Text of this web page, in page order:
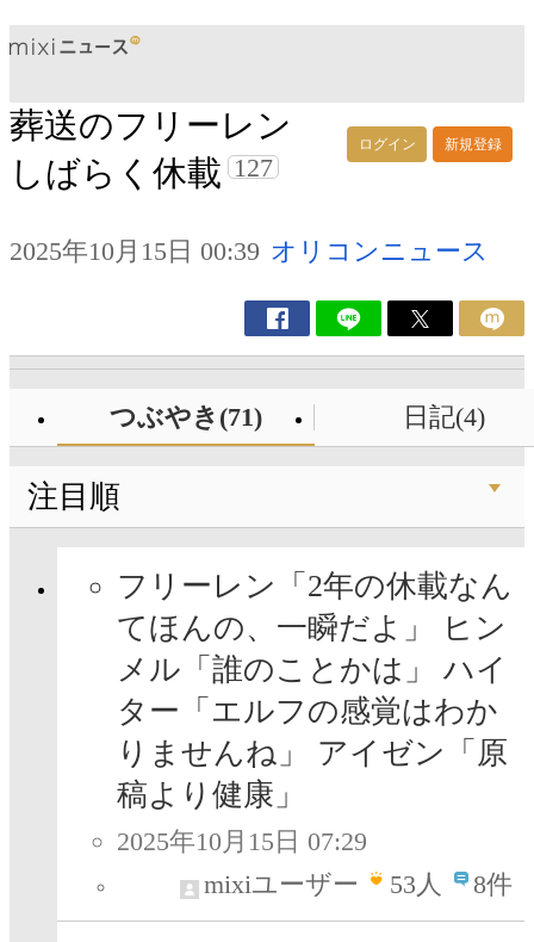
ログイン 新規登録
葬送のフリーレン
しばらく休載 127
2025年10月15日 00:39 オリコンニュース
つぶやき(71) 日記(4)
注目順
フリーレン「2年の休載なん
てほんの、一瞬だよ」 ヒン
メル「誰のことかは」 ハイ
ター「エルフの感覚はわか
りませんね」 アイゼン「原
稿より健康」
2025年10月15日 07:29
mixiユーザー
53人 8件